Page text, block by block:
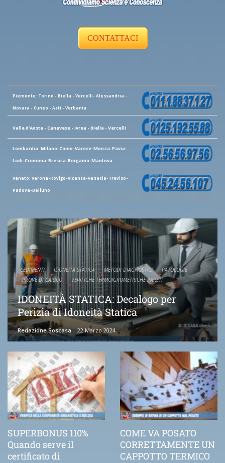
CONTATTACI
Piemonte: Torino - Biella - Vercelli- Alessandria -
Novara - Cuneo - Asti - Verbania
Valle d'Aosta - Canavese - Ivrea - Biella - Vercelli
Lombardia: Milano-Como-Varese-Monza-Pavia-
Lodi-Cremona-Brescia-Bergamo-Mantova
Veneto: Verona-Rovigo-Vicenza-Venezia-Treviso-
Padova-Belluno
CEDIMENTI IDONEITÀ STATICA METODI DIAGNOSTICI
PATOLOGIE
PROVE DI CARICO
VERIFICHE TERMOIGROMETRICHE PARETI
IDONEITÀ STATICA: Decalogo per
Perizia di Idoneità Statica
Redazione Soscasa 22 Marzo 2024
SUPERBONUS 110%
Quando serve il
certificato di
COME VA POSATO
CORRETTAMENTE UN
CAPPOTTO TERMICO